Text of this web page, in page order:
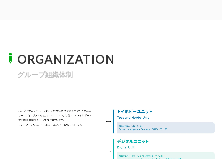
ORGANIZATION
グループ組織体制